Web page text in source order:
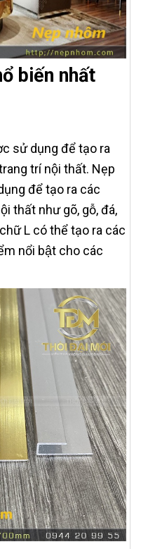
biến nhất
sử dụng để tạo ra
trí nội thất. Nẹp
để tạo ra các
thất như gõ, gỗ, đá,
L có thể tạo ra các
nổi bật cho các